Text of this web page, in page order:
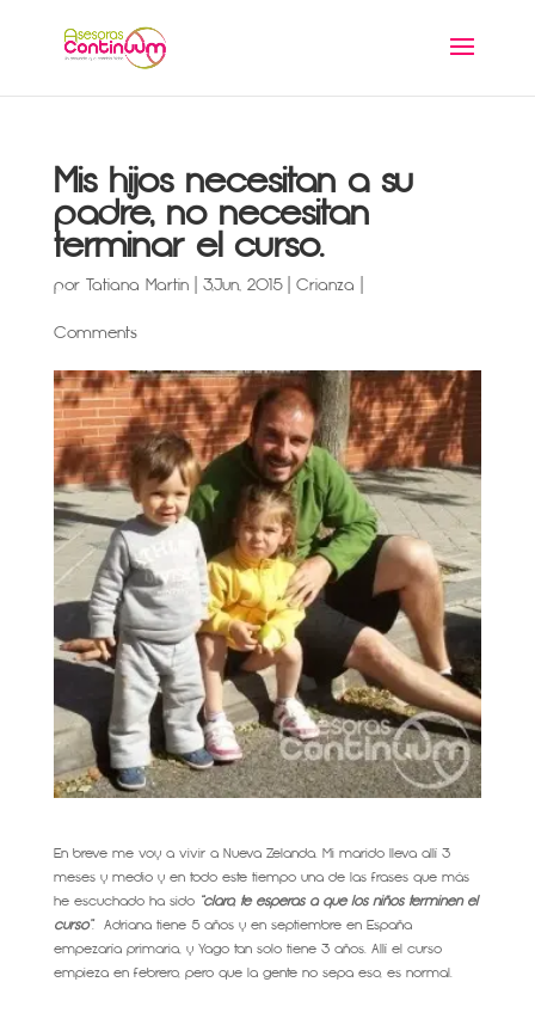
Mis hijos necesitan a su
padre, no necesitan
terminar el curso.
por Tatiana Martin| 3,Jun, 2015| Crianza
Comments
En breve me voy a vivir a Nueva Zelanda. Mi marido lleva allí 3
meses y medio y en todo este tiempo una de las frases que más
he escuchado ha sido “claro, te esperas a que los niños terminen el
curso”. Adriana tiene 5 años y en septiembre en España
empezaría primaria, y Yago tan solo tiene 3 años. Allí el curso
empieza en febrero, pero que la gente no sepa eso, es normal.